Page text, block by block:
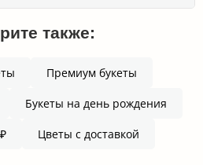
также:
Премиум букеты
Букеты на день рождения
Цветы с доставкой